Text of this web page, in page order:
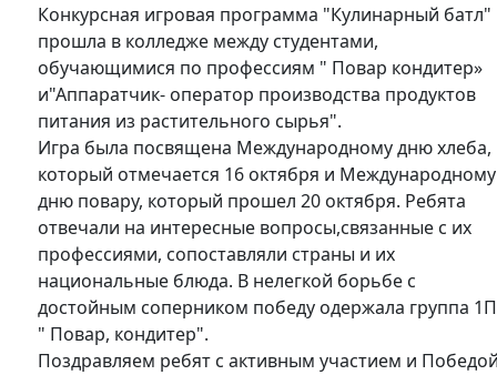
Конкурсная игровая программа "Кулинарный батл"
прошла в колледже между студентами,
обучающимися по профессиям " Повар кондитер»
и"Аппаратчик- оператор производства продуктов
питания из растительного сырья".
Игра была посвящена Международному дню хлеба,
который отмечается 16 октября и Международному
дню повару, который прошел 20 октября. Ребята
отвечали на интересные вопросы,связанные с их
профессиями, сопоставляли страны и их
национальные блюда. В нелегкой борьбе с
достойным соперником победу одержала группа 1П
" Повар, кондитер".
Поздравляем ребят с активным участием и